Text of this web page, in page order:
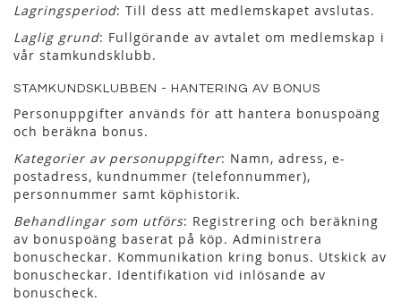
Lagringsperiod: Till dess att medlemskapet avslutas.
Laglig grund: Fullgörande av avtalet om medlemskap i
vår stamkundsklubb.
STAMKUNDSKLUBBEN - HANTERING AV BONUS
Personuppgifter används för att hantera bonuspoäng
och beräkna bonus.
Kategorier av personuppgifter: Namn, adress, e-
postadress, kundnummer (telefonnummer),
personnummer samt köphistorik.
Behandlingar som utförs: Registrering och beräkning
av bonuspoäng baserat på köp. Administrera
bonuscheckar. Kommunikation kring bonus. Utskick av
bonuscheckar. Identifikation vid inlösande av
bonuscheck.